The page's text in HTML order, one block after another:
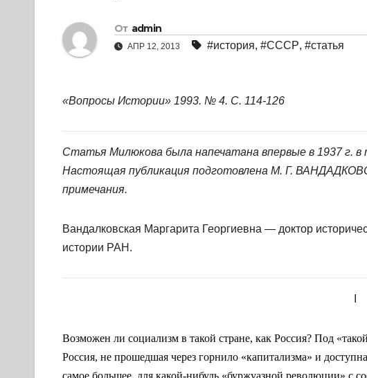
От admin
АПР 12, 2013 #история, #СССР, #статья
«Вопросы Истории» 1993. № 4. С. 114-126
Статья Милюкова была напечатана впервые в 1937 г.
Настоящая публикация подготовлена М. Г.
примечания.
Вандалковская Маргарита Георгиевна — доктор
истории РАН.
Возможен ли социализм в такой стране, как Россия? Под
Россия, не прошедшая через горнило «капитализма» и